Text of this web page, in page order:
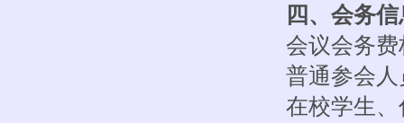
四、会务
会议会务费
普通参会人
在校学生、